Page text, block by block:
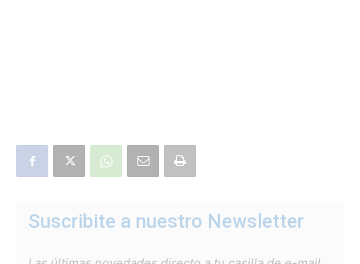
Suscribite a nuestro Newsletter